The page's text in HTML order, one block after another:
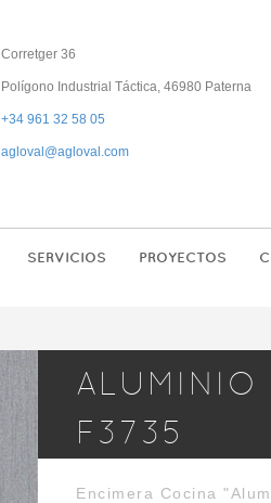
Corretger 36
Polígono Industrial Táctica, 46980 Paterna
+34 961 32 58 05
agloval@agloval.com
SERVICIOS PROYECTOS
ALUMINIO
F3735
Encimera Cocina